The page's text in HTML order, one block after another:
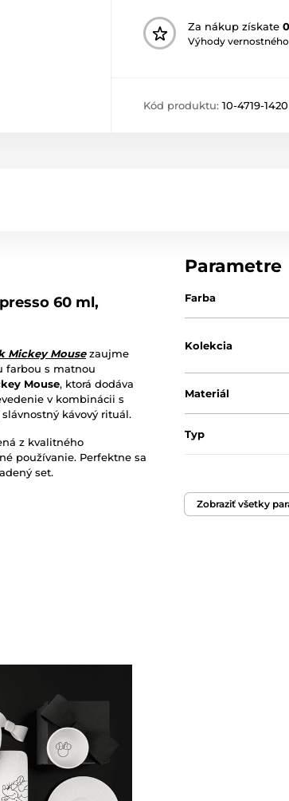
Za nákup získate
Výhody
Kód produktu: 10-4719-1420
60 ml,
Mickey Mousezaujme
farbou s matnou
Mouse, ktorá dodáva
v kombinácii s
kávový rituál.
z kvalitného
používanie. Perfektne sa
set.
Parametre
Farba
Kolekcia
Materiál
Typ
Hmotnosť
Zobraziť všetky